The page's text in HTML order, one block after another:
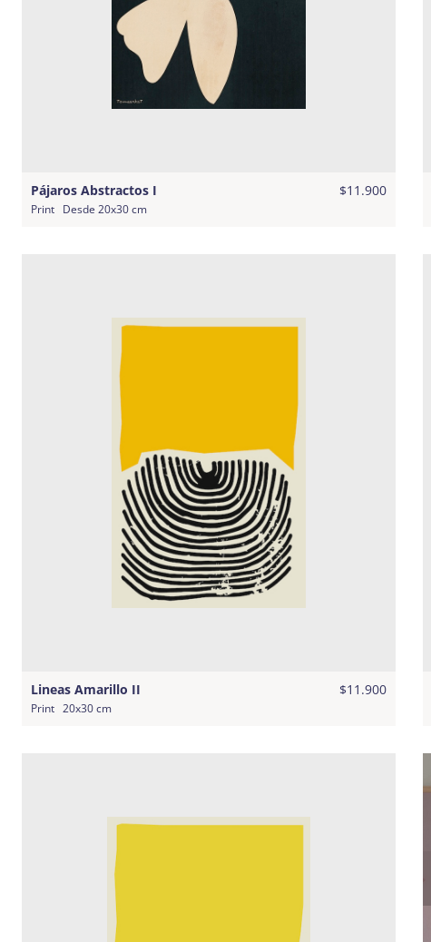
Pájaros Abstractos I $11.900
Print Desde 20x30 cm
Lineas Amarillo II $11.900
Print 20x30 cm